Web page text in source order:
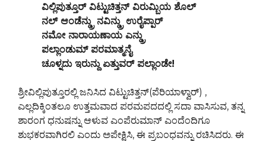
ವಿಲ್ಲಿಪುತ್ತೂರ್ ವಿಟ್ಟುಚಿತ್ತನ್ ವಿರುಮ್ಬಿಯ ಶೊಲ್
ನಲ್ ಆಂಡೆನ್ಡ್ರು ನವಿನ್ಡ್ರು ಉರೈಪ್ಪಾರ್
ನಮೋ ನಾರಾಯಣಾಯ ಎನ್ಡ್ರು
ಪಲ್ಲಾಂಡುಮ್ ಪರಮಾತ್ಮನೈ
ಚೂಳ್ನದು ಇರುನ್ದು ಏತ್ತುವರ್ ಪಲ್ಲಾಂಡೇ!
ಶ್ರೀವಿಲ್ಲಿಪುತ್ತೂರಲ್ಲಿ ಜನಿಸಿದ ವಿಟ್ಟುಚಿತ್ತನ್(ಪೆರಿಯಾಳ್ವಾರ್) ,
ಎಲ್ಲದಿಕ್ಕಿಂತಲೂ ಉತ್ತಮವಾದ ಪರಮಪದದಲ್ಲಿ ಸದಾ ವಾಸಿಸುವ, ತನ್ನ
ಶಾರಂಗ ಧನುಷನ್ನು ಆಳುವ ಎಂಪೆರುಮಾನ್ ಎಂದೆಂದಿಗೂ
ಶುಭಕರವಾಗಿರಲಿ ಎಂದು ಅಪೇಕ್ಷಿಸಿ, ಈ ಪ್ರಬಂಧವನ್ನು ರಚಿಸಿದರು. ಈ